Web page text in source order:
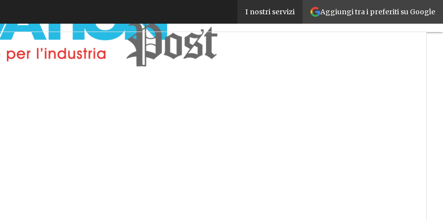
Aggiungi tra i preferiti su Google
I nostri servizi
Il Competence Center CIM4.0 chiude il 2023 con